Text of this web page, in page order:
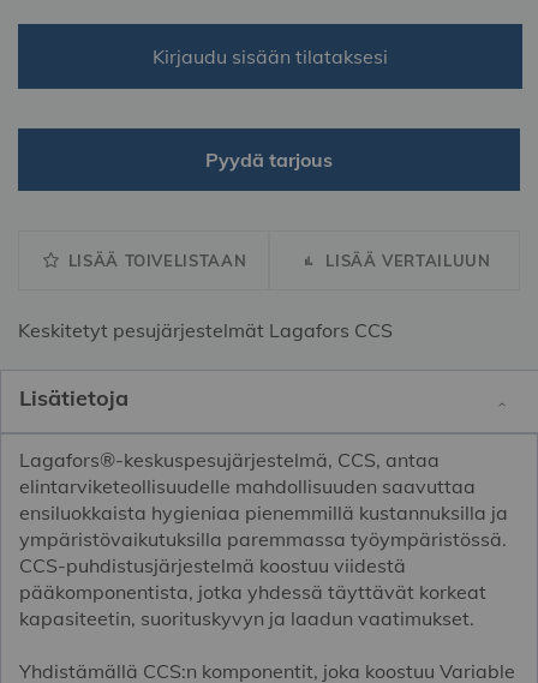
Kirjaudu sisään tilataksesi
Pyydä tarjous
LISÄÄ TOIVELISTAAN LISÄÄ VERTAILUUN
Keskitetyt pesujärjestelmät Lagafors CCS
Lisätietoja
Lagafors®-keskuspesujärjestelmä, CCS, antaa
elintarviketeollisuudelle mahdollisuuden saavuttaa
ensiluokkaista hygieniaa pienemmillä kustannuksilla ja
ympäristövaikutuksilla paremmassa työympäristössä.
CCS-puhdistusjärjestelmä koostuu viidestä
pääkomponentista, jotka yhdessä täyttävät korkeat
kapasiteetin, suorituskyvyn ja laadun vaatimukset.
Yhdistämällä CCS:n komponentit, joka koostuu Variable